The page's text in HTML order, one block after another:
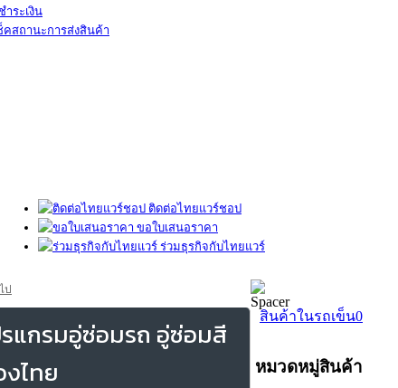
ำระเงิน
คสถานะการส่งสินค้า
ติดต่อไทยแวร์ชอป
ขอใบเสนอราคา
ร่วมธุรกิจกับไทยแวร์
ป
แกรมอู่ซ่อมรถ อู่ซ่อมสี
สินค้าในรถเข็น0
หมวดหมู่สินค้า